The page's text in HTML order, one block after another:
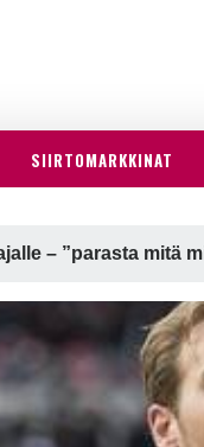
SIIRTOMARKKINAT
– ”parasta mitä